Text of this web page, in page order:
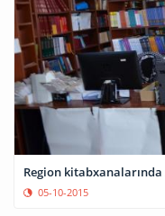
Region
05-10-2015